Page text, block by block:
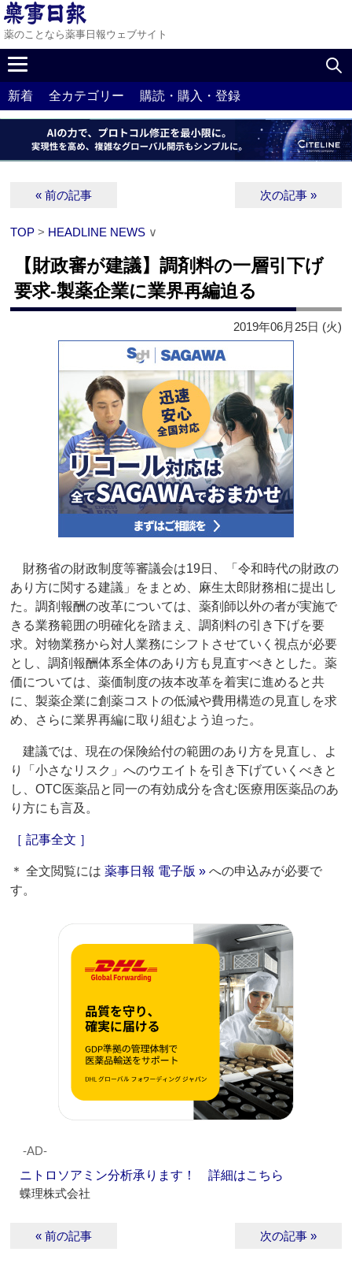
薬のことなら薬事日報ウェブサイト
新着 全カテゴリー 購読・購入・登録
« 前の記事 次の記事 »
TOP > HEADLINE NEWS ∨
【財政審が建議】調剤料の一層引下げ
要求‐製薬企業に業界再編迫る
2019年06月25日 (火)
財務省の財政制度等審議会は19日、「令和時代の財政の
あり方に関する建議」をまとめ、麻生太郎財務相に提出し
た。調剤報酬の改革については、薬剤師以外の者が実施で
きる業務範囲の明確化を踏まえ、調剤料の引き下げを要
求。対物業務から対人業務にシフトさせていく視点が必要
とし、調剤報酬体系全体のあり方も見直すべきとした。薬
価については、薬価制度の抜本改革を着実に進めると共
に、製薬企業に創薬コストの低減や費用構造の見直しを求
め、さらに業界再編に取り組むよう迫った。
建議では、現在の保険給付の範囲のあり方を見直し、よ
り「小さなリスク」へのウエイトを引き下げていくべきと
し、OTC医薬品と同一の有効成分を含む医療用医薬品のあ
り方にも言及。
［ 記事全文 ］
＊ 全文閲覧には薬事日報 電子版 » への申込みが必要で
す。
‐AD‐
ニトロソアミン分析承ります！ 詳細はこちら
蝶理株式会社
« 前の記事 次の記事 »